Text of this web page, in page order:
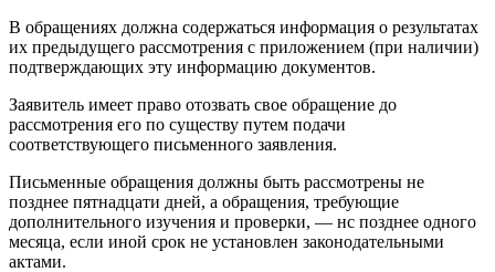
В обращениях должна содержаться информация о результатах
их предыдущего рассмотрения с приложением (при наличии)
подтверждающих эту информацию документов.
Заявитель имеет право отозвать свое обращение до
рассмотрения его по существу путем подачи
соответствующего письменного заявления.
Письменные обращения должны быть рассмотрены не
позднее пятнадцати дней, а обращения, требующие
дополнительного изучения и проверки, — нс позднее одного
месяца, если иной срок не установлен законодательными
актами.